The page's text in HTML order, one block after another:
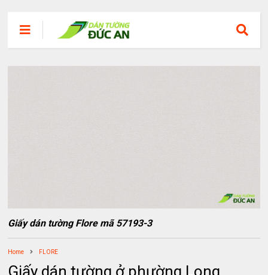
Giấy dán tường Flore mã 57193-3
Home FLORE